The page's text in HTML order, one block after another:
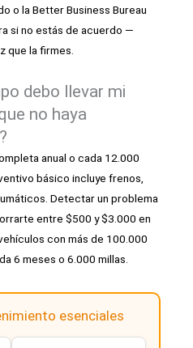
o la Better Business Bureau
si no estás de acuerdo —
que la firmes.
debo llevar mi
no haya
anual o cada 12.000
básico incluye frenos,
Detectar un problema
entre $500 y $3.000 en
con más de 100.000
6 meses o 6.000 millas.
esenciales